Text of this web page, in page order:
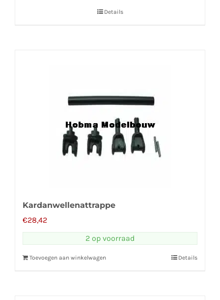
Details
Kardanwellenattrappe
€28,42
2 op voorraad
Toevoegen aan winkelwagen Details